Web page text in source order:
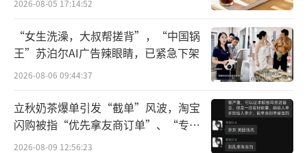
仅占比11%，市值整体下降趋势明显。
千亿阵营仅剩2家
统计结果显示，浙江上市公司年初总市值
为66935.85亿元，截至7月12日，下滑至5809
7.81亿元，减少8838.04亿元。
2026-08-05 17:14:52
“女生洗澡，大叔帮搓背”，“中国锅
王”苏泊尔AI广告辣眼睛，已紧急下架
2026-08-06 09:44:37
立秋奶茶爆单引发“截单”风波，淘宝
闪购被指“优先拿友商订单”、“专挑
贵的拿”
2026-08-09 12:56:23